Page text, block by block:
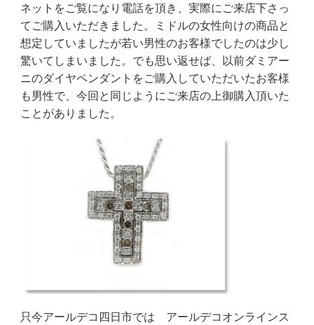
ネットをご覧になり電話を頂き、実際にご来店下さっ
てご購入いただきました。ミドルの女性向けの商品と
想定していましたが若い男性のお客様でしたのは少し
驚いてしまいました。でも思い返せば、以前ダミアー
ニのダイヤペンダントをご購入していただいたお客様
も男性で、今回と同じようにご来店の上御購入頂いた
ことがありました。
只今アールデコ四日市では アールデコオンラインス